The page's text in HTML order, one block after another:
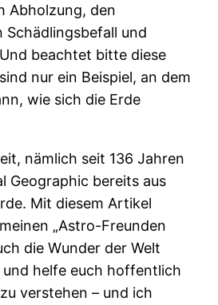
Abholzung, den
Schädlingsbefall und
beachtet bitte diese
nur ein Beispiel, an dem
wie sich die Erde
nämlich seit 136 Jahren
Geographic bereits aus
Mit diesem Artikel
„Astro-Freunden
die Wunder der Welt
helfe euch hoffentlich
verstehen – und ich